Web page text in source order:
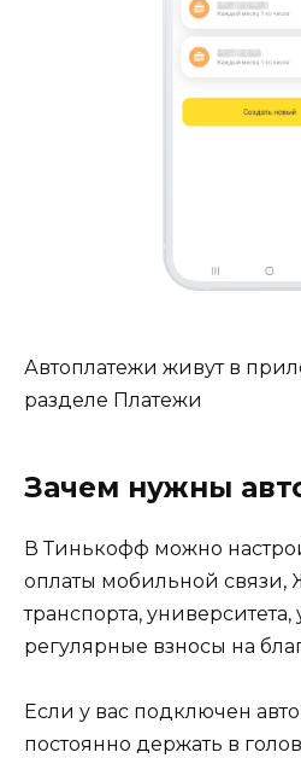
Автоплатежи живут в
разделе Платежи
Зачем нужны
В Тинькофф можно
оплаты мобильной связи,
транспорта, университета,
регулярные взносы на
Если у вас подключен
постоянно держать в